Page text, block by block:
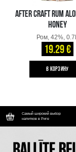
AFTER CRAFT RUM
HONEY
Ром, 42%,
19.29 €
B КОРЗИНУ
Самый широкий выбор
напитков в Риге